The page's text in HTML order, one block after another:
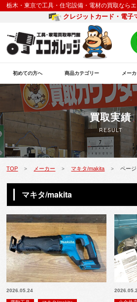
栃木・東京で工具・住宅設備・電材の買取なら
クレジットカード・電子
初めての方へ 商品カテゴリー メー
買取実績
RESULT
TOP > メーカー > マキタ/makita > ペー
マキタ/makita
2026.05.24